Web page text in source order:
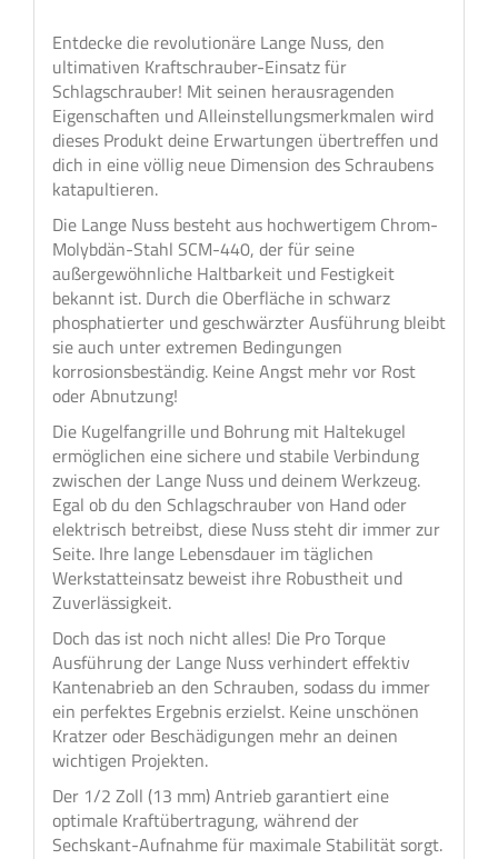
Entdecke die revolutionäre Lange Nuss, den
ultimativen Kraftschrauber-Einsatz für
Schlagschrauber! Mit seinen herausragenden
Eigenschaften und Alleinstellungsmerkmalen wird
dieses Produkt deine Erwartungen übertreffen und
dich in eine völlig neue Dimension des Schraubens
katapultieren.
Die Lange Nuss besteht aus hochwertigem Chrom-
Molybdän-Stahl SCM-440, der für seine
außergewöhnliche Haltbarkeit und Festigkeit
bekannt ist. Durch die Oberfläche in schwarz
phosphatierter und geschwärzter Ausführung bleibt
sie auch unter extremen Bedingungen
korrosionsbeständig. Keine Angst mehr vor Rost
oder Abnutzung!
Die Kugelfangrille und Bohrung mit Haltekugel
ermöglichen eine sichere und stabile Verbindung
zwischen der Lange Nuss und deinem Werkzeug.
Egal ob du den Schlagschrauber von Hand oder
elektrisch betreibst, diese Nuss steht dir immer zur
Seite. Ihre lange Lebensdauer im täglichen
Werkstatteinsatz beweist ihre Robustheit und
Zuverlässigkeit.
Doch das ist noch nicht alles! Die Pro Torque
Ausführung der Lange Nuss verhindert effektiv
Kantenabrieb an den Schrauben, sodass du immer
ein perfektes Ergebnis erzielst. Keine unschönen
Kratzer oder Beschädigungen mehr an deinen
wichtigen Projekten.
Der 1/2 Zoll (13 mm) Antrieb garantiert eine
optimale Kraftübertragung, während der
Sechskant-Aufnahme für maximale Stabilität sorgt.